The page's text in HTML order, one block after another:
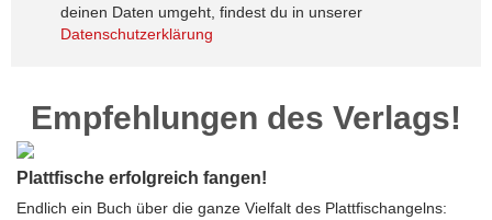
deinen Daten umgeht, findest du in unserer
Datenschutzerklärung
Empfehlungen des Verlags!
Plattfische erfolgreich fangen!
Endlich ein Buch über die ganze Vielfalt des Plattfischangelns: